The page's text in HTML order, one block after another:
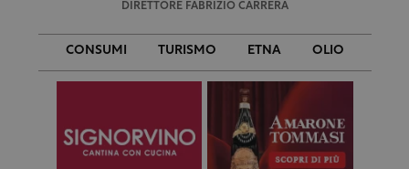
DIRETTORE FABRIZIO CARRERA
CONSUMI TURISMO ETNA OLIO